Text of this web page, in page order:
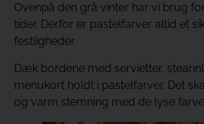
Ovenpå den grå vinter har vi brug
tider. Derfor er pastelfarver altid et
festligheder.
Dæk bordene med servietter,
menukort holdt i pastelfarver. Det
og varm stemning med de lyse